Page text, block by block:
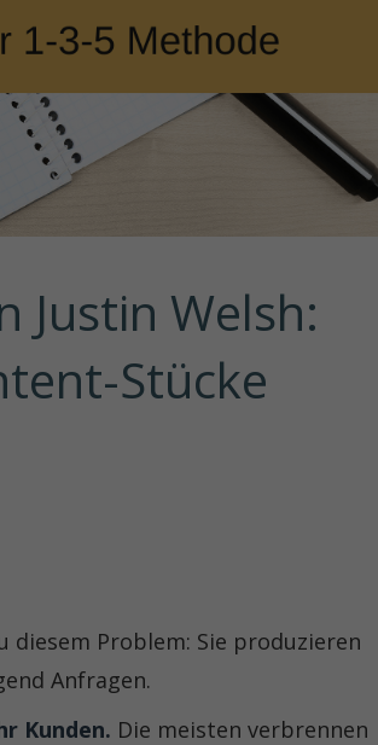
Justin Welsh:
Stücke
diesem Problem: Sie produzieren
Anfragen.
Kunden. Die meisten verbrennen